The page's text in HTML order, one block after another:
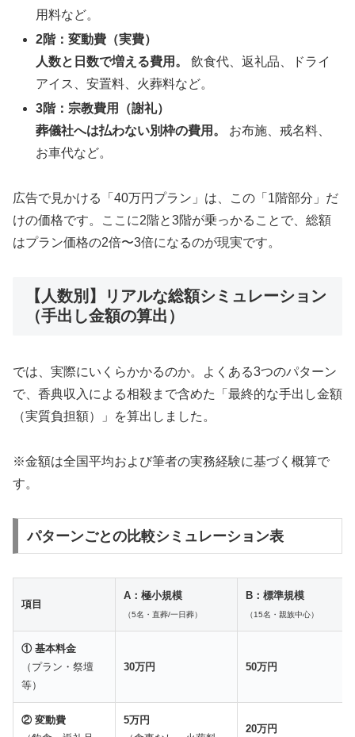
用料など。
2階：変動費（実費）
人数と日数で増える費用。
飲食代、返礼品、ドライ
アイス、安置料、火葬料など。
3階：宗教費用（謝礼）
葬儀社へは払わない別枠の費用。
お布施、戒名料、
お車代など。
広告で見かける「40万円プラン」は、この「1階部分」だ
けの価格です。ここに2階と3階が乗っかることで、総額
はプラン価格の2倍〜3倍になるのが現実です。
【人数別】リアルな総額シミュレーション
（手出し金額の算出）
では、実際にいくらかかるのか。よくある3つのパターン
で、香典収入による相殺まで含めた「最終的な手出し金額
（実質負担額）」を算出しました。
※金額は全国平均および筆者の実務経験に基づく概算で
す。
パターンごとの比較シミュレーション表
項目
A：極小規模
（5名・直葬/一日葬）
B：標準規模
（15名・親族中心）
① 基本料金
（プラン・祭壇
等）
30万円 50万円
② 変動費
5万円
20万円